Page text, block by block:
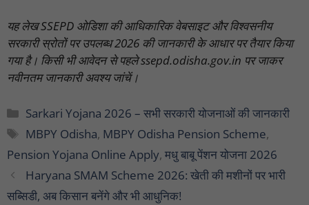
यह लेख SSEPD ओडिशा की आधिकारिक वेबसाइट और विश्वसनीय
सरकारी स्रोतों पर उपलब्ध 2026 की जानकारी के आधार पर तैयार किया
गया है। किसी भी आवेदन से पहले ssepd.odisha.gov.in पर जाकर
नवीनतम जानकारी अवश्य जांचें।
Categories
Sarkari Yojana 2026 – सभी सरकारी योजनाओं की जानकारी
Tags
MBPY Odisha, MBPY Odisha Pension Scheme,
Pension Yojana Online Apply, मधु बाबू पेंशन योजना 2026
Haryana SMAM Scheme 2026: खेती की मशीनों पर भारी
सब्सिडी, अब किसान बनेंगे और भी आधुनिक!